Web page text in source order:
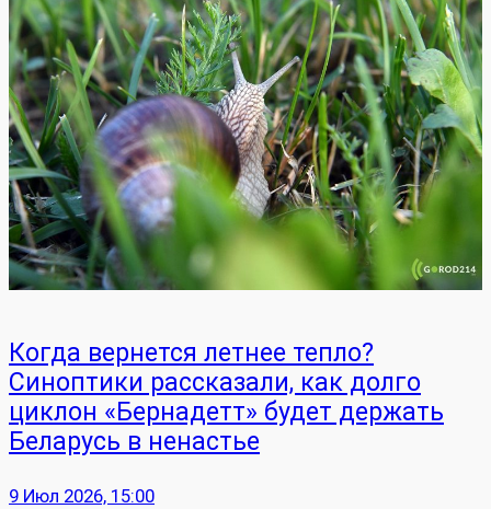
Когда вернется летнее тепло?
Синоптики рассказали, как долго
циклон «Бернадетт» будет держать
Беларусь в ненастье
9 Июл 2026, 15:00